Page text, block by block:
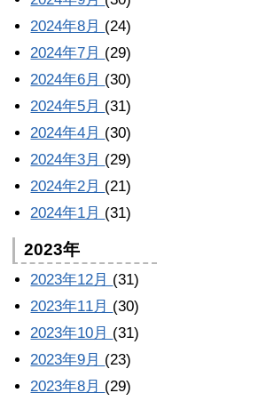
2024年8月 (24)
2024年7月 (29)
2024年6月 (30)
2024年5月 (31)
2024年4月 (30)
2024年3月 (29)
2024年2月 (21)
2024年1月 (31)
2023年
2023年12月 (31)
2023年11月 (30)
2023年10月 (31)
2023年9月 (23)
2023年8月 (29)